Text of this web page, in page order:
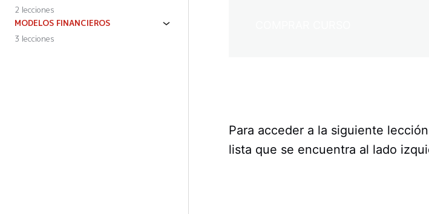
2 lecciones
MODELOS FINANCIEROS
3 lecciones
Para acceder a la siguiente
lista que se encuentra al lado